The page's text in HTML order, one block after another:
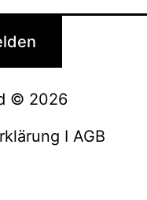
© 2026
I AGB